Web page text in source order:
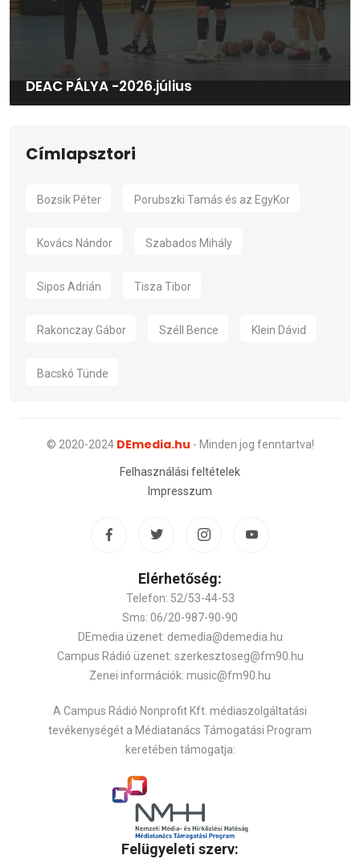
DEAC PÁLYA -2026.július
Címlapsztori
Bozsik Péter Porubszki Tamás és az EgyKor
Kovács Nándor Szabados Mihály
Sipos Adrián Tisza Tibor
Rakonczay Gábor Széll Bence Klein Dávid
Bacskó Tünde
© 2020-2024 DEmedia.hu - Minden jog fenntartva!
Felhasználási feltételek
Impresszum
Elérhetőség:
Telefon: 52/53-44-53
Sms: 06/20-987-90-90
DEmedia üzenet: demedia@demedia.hu
Campus Rádió üzenet: szerkesztoseg@fm90.hu
Zenei információk: music@fm90.hu
A Campus Rádió Nonprofit Kft. médiaszolgáltatási
tevékenységét a Médiatanács Támogatási Program
keretében támogatja:
Felügyeleti szerv: